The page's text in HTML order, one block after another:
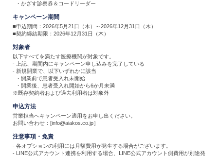
・かざす診察券＆コードリーダー
キャンペーン期間
■申込期間：2026年5月21日（木）～2026年12月31日（木）
■契約締結期限：2026年12月31日（木）
対象者
以下すべてを満たす医療機関が対象です。
- 上記、期間内にキャンペーン申し込みを完了している
- 新規開業で、以下いずれかに該当
・開業前で患者受入れ未開始
・開業後、患者受入れ開始から6か月未満
※既存契約者および過去利用者は対象外
申込方法
営業担当へキャンペーン適用をお申し出ください。
お問い合わせ：[info@aiakos.co.jp］
注意事項・免責
- 各オプションの利用には月額費用が発生する場合がございます。
- LINE公式アカウント連携を利用する場合、LINE公式アカウント側費用が別途発